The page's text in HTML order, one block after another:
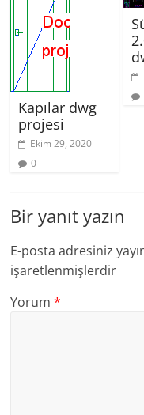
Kapılar dwg
projesi
Ekim 29, 2020
0
Bir yanıt yazın
E-posta adresiniz
işaretlenmişlerdir
Yorum*